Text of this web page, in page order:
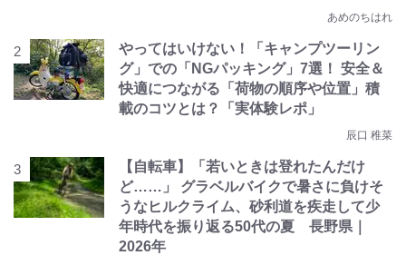
あめのちはれ
やってはいけない！「キャンプツーリン
グ」での「NGパッキング」7選！ 安全＆
快適につながる「荷物の順序や位置」積
載のコツとは？「実体験レポ」
辰口 稚菜
【自転車】「若いときは登れたんだけ
ど……」 グラベルバイクで暑さに負けそ
うなヒルクライム、砂利道を疾走して少
年時代を振り返る50代の夏 長野県｜
2026年